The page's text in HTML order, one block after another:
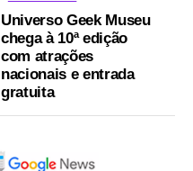
Universo Geek Museu
chega à 10ª edição
com atrações
nacionais e entrada
gratuita